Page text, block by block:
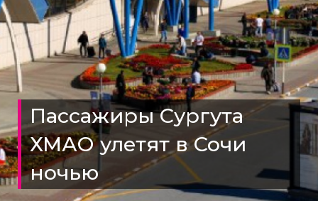
Пассажиры Сургута
ХМАО улетят в Сочи
ночью